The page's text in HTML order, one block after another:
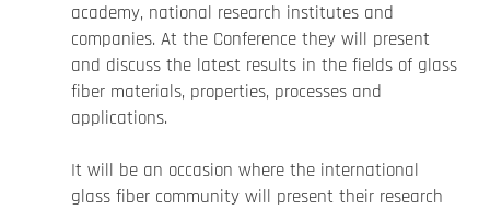
academy, national research institutes and
companies. At the Conference they will present
and discuss the latest results in the fields of glass
fiber materials, properties, processes and
applications.
It will be an occasion where the international
glass fiber community will present their research